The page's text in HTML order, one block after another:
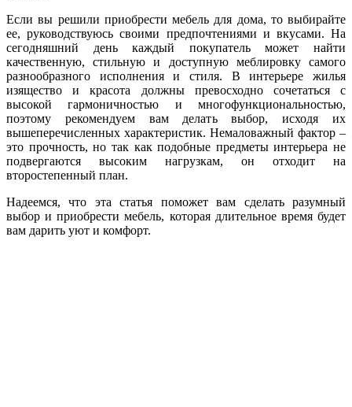
Если вы решили приобрести мебель для дома, то выбирайте
ее, руководствуюсь своими предпочтениями и вкусами. На
сегодняшний день каждый покупатель может найти
качественную, стильную и доступную меблировку самого
разнообразного исполнения и стиля. В интерьере жилья
изящество и красота должны превосходно сочетаться с
высокой гармоничностью и многофункциональностью,
поэтому рекомендуем вам делать выбор, исходя их
вышеперечисленных характеристик. Немаловажный фактор –
это прочность, но так как подобные предметы интерьера не
подвергаются высоким нагрузкам, он отходит на
второстепенный план.
Надеемся, что эта статья поможет вам сделать разумный
выбор и приобрести мебель, которая длительное время будет
вам дарить уют и комфорт.